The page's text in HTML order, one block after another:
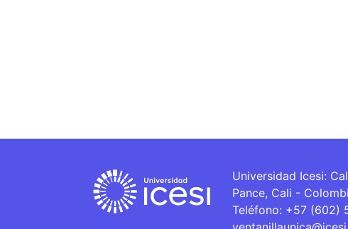
Universidad Icesi:
Pance, Cali -
Teléfono: +57 (602)